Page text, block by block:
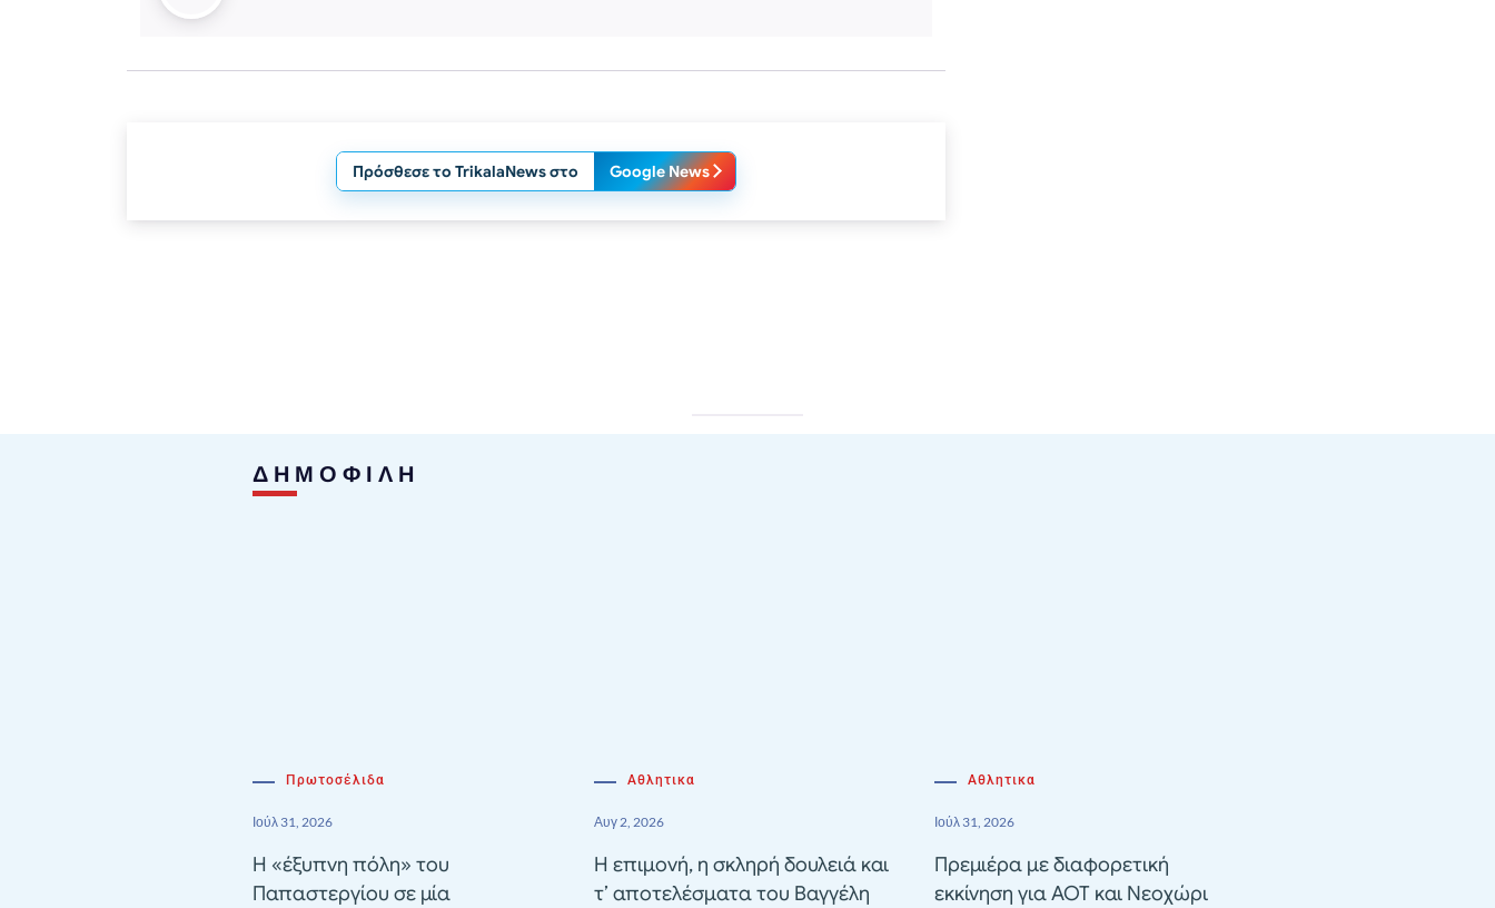
Πρόσθεσε το TrikalaNews στο Google News
ΔΗΜΟΦΙΛΗ
Πρωτοσέλιδα
Ιούλ 31, 2026
Η «έξυπνη πόλη» του
Παπαστεργίου σε μία
Αθλητικα
Αυγ 2, 2026
Η επιμονή, η σκληρή δουλειά και
τ’ αποτελέσματα του Βαγγέλη
Αθλητικα
Ιούλ 31, 2026
Πρεμιέρα με διαφορετική
εκκίνηση για ΑΟΤ και Νεοχώρι